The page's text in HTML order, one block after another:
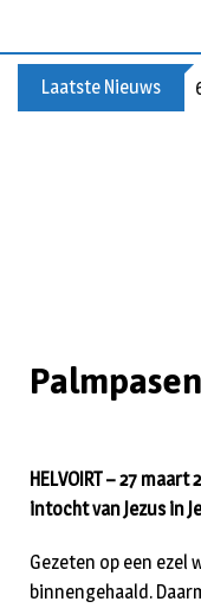
Laatste Nieuws
Palmpasen
HELVOIRT – 27
intocht van Jezus in
Gezeten op een
binnengehaald.